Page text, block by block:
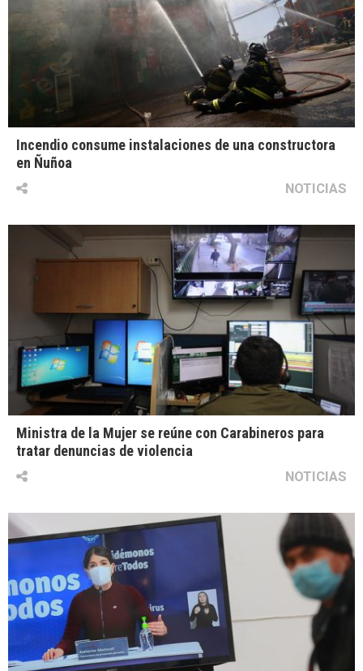
Incendio consume instalaciones de una constructora
en Ñuñoa
NOTICIAS
Ministra de la Mujer se reúne con Carabineros para
tratar denuncias de violencia
NOTICIAS